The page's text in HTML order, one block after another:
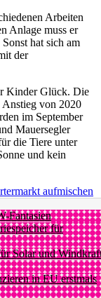
Arbeiten
Anlage muss er
hat sich am
der
Kinder Glück. Die
Anstieg von 2020
im September
Mauersegler
die Tiere unter
und kein
aufmischen
Fantasien
für
Solar und
in EU erstmals